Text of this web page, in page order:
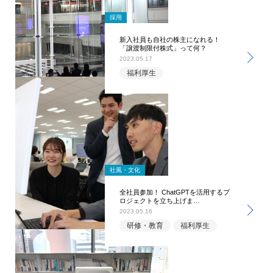
採用
新入社員も自社の株主になれる！
「譲渡制限付株式」って何？
2023.05.17
福利厚生
社風・文化
全社員参加！ ChatGPTを活用するプ
ロジェクトを立ち上げま…
2023.05.16
研修・教育 福利厚生